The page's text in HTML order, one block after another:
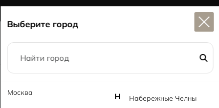
Главная Каталог
60x120
Дунай светло-серый MT Dunay Gray Light MT
Выберите город
Москва Н Набережные Челны